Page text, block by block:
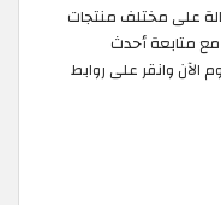
على مختلف منتجات
متابعة أحدث
وانقر على روابط